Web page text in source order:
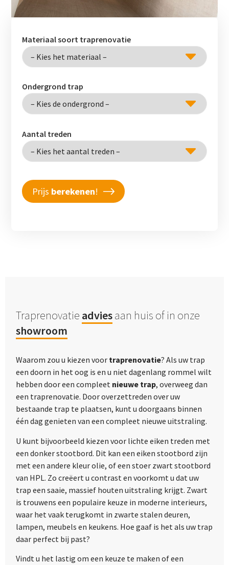
Materiaal soort traprenovatie
Ondergrond trap
Aantal treden
Prijs berekenen!
Traprenovatie adviesaan huis of in onze
showroom
Waarom zou u kiezen voor traprenovatie? Als uw trap
een doorn in het oog is en u niet dagenlang rommel wilt
hebben door een compleet nieuwe trap, overweeg dan
een traprenovatie. Door overzettreden over uw
bestaande trap te plaatsen, kunt u doorgaans binnen
één dag genieten van een compleet nieuwe uitstraling.
U kunt bijvoorbeeld kiezen voor lichte eiken treden met
een donker stootbord. Dit kan een eiken stootbord zijn
met een andere kleur olie, of een stoer zwart stootbord
van HPL. Zo creëert u contrast en voorkomt u dat uw
trap een saaie, massief houten uitstraling krijgt. Zwart
is trouwens een populaire keuze in moderne interieurs,
waar het vaak terugkomt in zwarte stalen deuren,
lampen, meubels en keukens. Hoe gaaf is het als uw trap
daar perfect bij past?
Vindt u het lastig om een keuze te maken of een